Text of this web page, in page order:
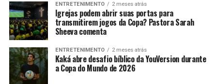
ENTRETENIMENTO 2 meses atrás
Igrejas podem abrir suas portas para
transmitirem jogos da Copa? Pastora Sarah
Sheeva comenta
ENTRETENIMENTO 2 meses atrás
Kaká abre desafio bíblico da YouVersion durante
a Copa do Mundo de 2026